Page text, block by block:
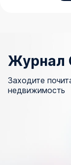
Журнал
Заходите
недвижимость